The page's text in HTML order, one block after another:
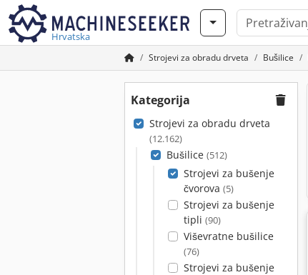
Hrvatska
Strojevi za obradu drveta Bušilice
Kategorija
Strojevi za obradu drveta
(12.162)
Bušilice (512)
Strojevi za bušenje
čvorova (5)
Strojevi za bušenje
tipli (90)
Viševratne bušilice
(76)
Strojevi za bušenje